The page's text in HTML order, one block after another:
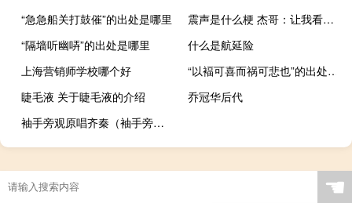
“急急船关打鼓催”的出处是哪里
震声是什么梗 杰哥：让我看看(震声)什么梗
“隔墙听幽哢”的出处是哪里
什么是航延险
上海营销师学校哪个好
“以褔可喜而祸可悲也”的出处是哪里
睫毛液 关于睫毛液的介绍
乔冠华后代
袖手旁观原唱齐秦（袖手旁观原唱）
☚